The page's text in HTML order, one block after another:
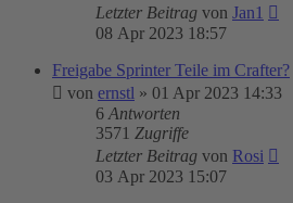
Letzter Beitrag von Jan1
08 Apr 2023 18:57
Freigabe Sprinter Teile im Crafter?
von ernstl » 01 Apr 2023 14:33
6 Antworten
3571 Zugriffe
Letzter Beitrag von Rosi
03 Apr 2023 15:07